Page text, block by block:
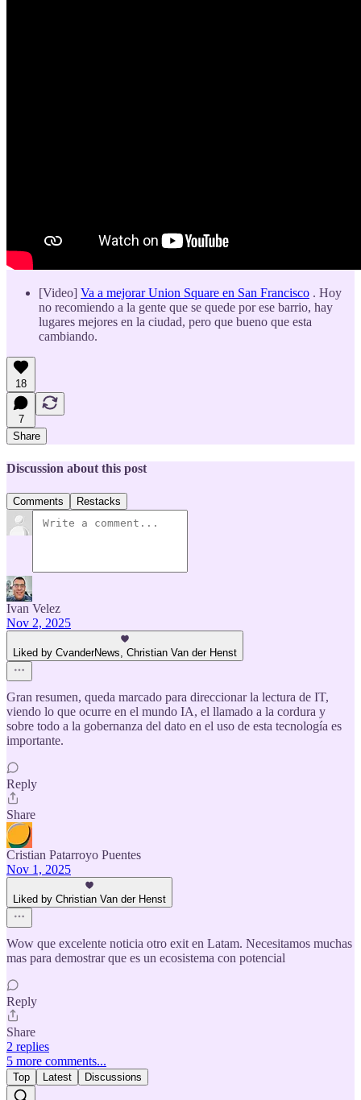
[Video] Va a mejorar Union Square en San Francisco . Hoy
no recomiendo a la gente que se quede por ese barrio, hay
lugares mejores en la ciudad, pero que bueno que esta
cambiando.
18
7
Share
Discussion about this post
Comments Restacks
Ivan Velez
Nov 2, 2025
Liked by CvanderNews, Christian Van der Henst
Gran resumen, queda marcado para direccionar la lectura de IT,
viendo lo que ocurre en el mundo IA, el llamado a la cordura y
sobre todo a la gobernanza del dato en el uso de esta tecnología es
importante.
Reply
Share
Cristian Patarroyo Puentes
Nov 1, 2025
Liked by Christian Van der Henst
Wow que excelente noticia otro exit en Latam. Necesitamos muchas
mas para demostrar que es un ecosistema con potencial
Reply
Share
2 replies
5 more comments...
Top Latest Discussions